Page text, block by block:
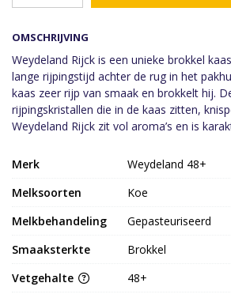
OMSCHRIJVING
Weydeland Rijck is een unieke brokkel
lange rijpingstijd achter de rug in het
kaas zeer rijp van smaak en brokkelt hij.
rijpingskristallen die in de kaas zitten,
Weydeland Rijck zit vol aroma’s en is
Merk
Weydeland 48+
Melksoorten
Koe
Melkbehandeling
Gepasteuriseerd
Smaaksterkte
Brokkel
Vetgehalte
48+